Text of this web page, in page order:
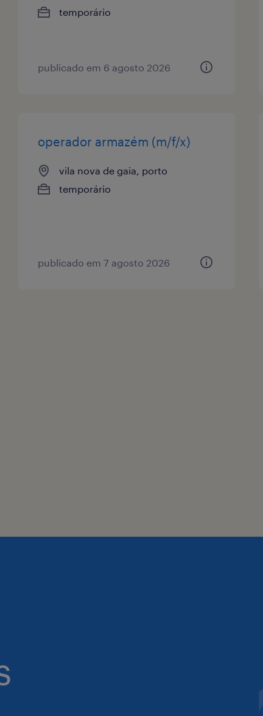
temporário
publicado em 6 agosto 2026
operador armazém (m/f/x)
vila nova de gaia, porto
temporário
publicado em 7 agosto 2026